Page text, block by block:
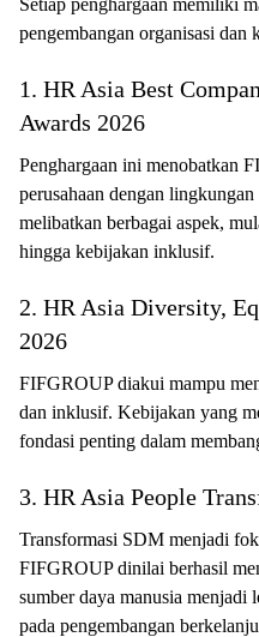
pengembangan organisasi dan
1. HR Asia Best
Awards 2026
Penghargaan ini menobatkan
perusahaan dengan
melibatkan berbagai aspek,
hingga kebijakan inklusif.
2. HR Asia Diversity,
2026
FIFGROUP diakui mampu
dan inklusif. Kebijakan yang
fondasi penting dalam
3. HR Asia People
Transformasi SDM menjadi
FIFGROUP dinilai berhasil
sumber daya manusia menjadi
pada pengembangan